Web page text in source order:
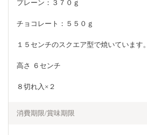
プレーン：３７０ｇ
チョコレート：５５０ｇ
１５センチのスクエア型で焼いています。
高さ ６センチ
８切れ入×２
消費期限/賞味期限